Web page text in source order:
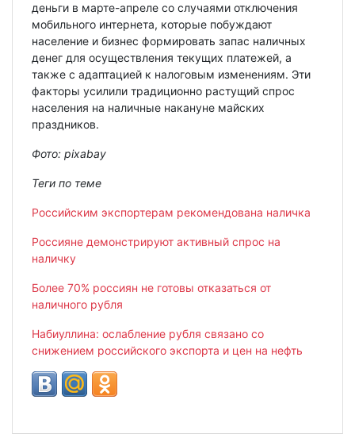
деньги в марте-апреле со случаями отключения
мобильного интернета, которые побуждают
население и бизнес формировать запас наличных
денег для осуществления текущих платежей, а
также с адаптацией к налоговым изменениям. Эти
факторы усилили традиционно растущий спрос
населения на наличные накануне майских
праздников.
Фото: pixabay
Теги по теме
Российским экспортерам рекомендована наличка
Россияне демонстрируют активный спрос на
наличку
Более 70% россиян не готовы отказаться от
наличного рубля
Набиуллина: ослабление рубля связано со
снижением российского экспорта и цен на нефть